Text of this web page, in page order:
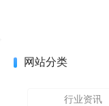
网站分类
行业资讯